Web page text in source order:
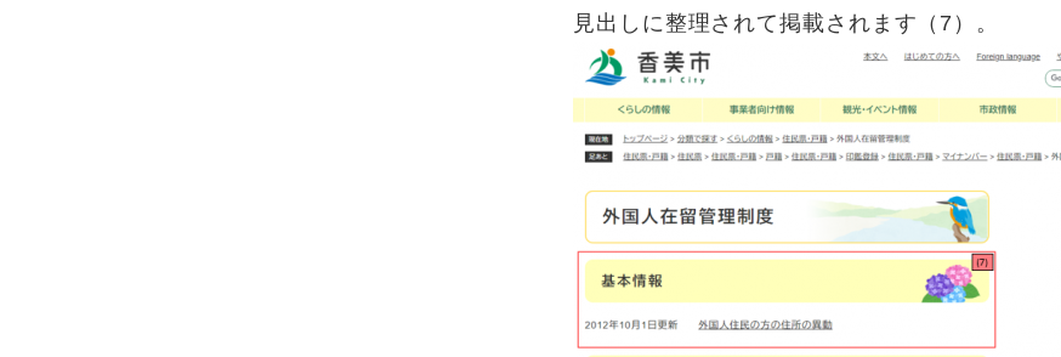
見出しに整理されて掲載されます（7）。